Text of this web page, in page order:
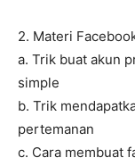
2. Materi
a. Trik buat akun
simple
b. Trik
pertemanan
c. Cara membuat